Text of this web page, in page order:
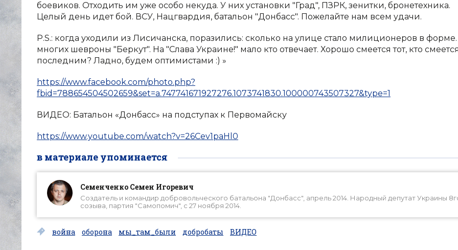
боевиков. Отходить им уже особо некуда. У них установки "Град", ПЗРК, зенитки, бронетехника.
Целый день идет бой. ВСУ, Нацгвардия, батальон "Донбасс". Пожелайте нам всем удачи.
P.S.: когда уходили из Лисичанска, поразились: сколько на улице стало милиционеров в
многих шевроны "Беркут". На "Слава Украине!" мало кто отвечает. Хорошо смеется тот, кто
последним? Ладно, будем оптимистами :) »
https://www.facebook.com/photo.php?
fbid=788654504502659&set=a.747741671927276.1073741830.100000743507327&type=1
ВИДЕО: Батальон «Донбасс» на подступах к Первомайску
https://www.youtube.com/watch?v=26Cev1paHl0
в материале упоминается
Семенченко Семен Игоревич
Создатель и командир добровольческого батальона "Донбасс", апрель 2014. Народный депутат Украины
созыва, партия "Самопомич", с 27 ноября 2014.
война оборона мы_там_были добробаты ВИДЕО